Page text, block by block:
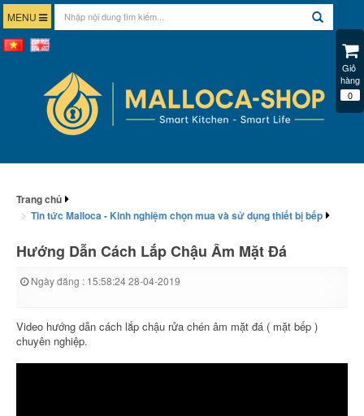
MENU
Trang chủ
Tin tức Malloca - Kinh nghiệm chọn mua và sử dụng thiết bị bếp
Hướng Dẫn Cách Lắp Chậu Âm Mặt Đá
Ngày đăng : 15:58:24 28-04-2019
Video hướng dẫn cách lắp chậu rửa chén âm mặt đá ( mặt bếp )
chuyên nghiệp.
Giỏ
hàng
0